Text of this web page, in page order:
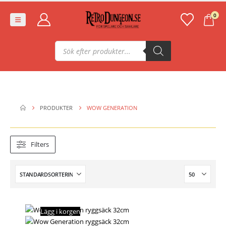
0
Produktsökning
PRODUKTER WOW GENERATION
Filters
Lägg i korgen